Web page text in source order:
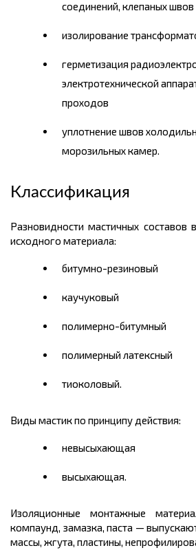
соединений, клепаных швов
изолирование
герметизация
электротехнической
проходов
уплотнение швов
морозильных камер.
Классификация
Разновидности мастичных составов
исходного материала:
битумно-резиновый
каучуковый
полимерно-битумный
полимерный латексный
тиоколовый.
Виды мастик по принципу действия:
невысыхающая
высыхающая.
Изоляционные монтажные
компаунд, замазка, паста —
массы, жгута, пластины,